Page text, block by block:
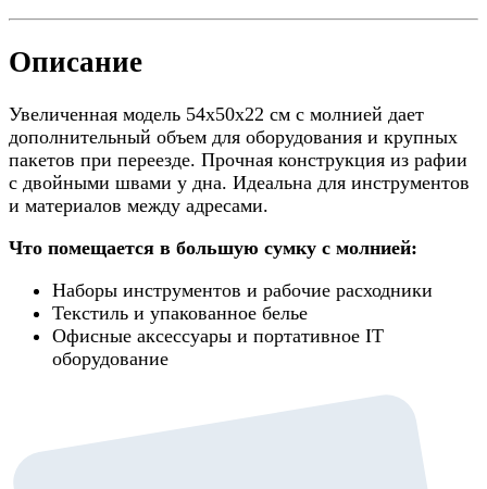
Описание
Увеличенная модель 54x50x22 см с молнией дает
дополнительный объем для оборудования и крупных
пакетов при переезде. Прочная конструкция из рафии
с двойными швами у дна. Идеальна для инструментов
и материалов между адресами.
Что помещается в большую сумку с молнией:
Наборы инструментов и рабочие расходники
Текстиль и упакованное белье
Офисные аксессуары и портативное IT
оборудование